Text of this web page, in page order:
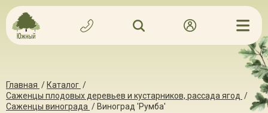
Главная / Каталог /
Саженцы плодовых деревьев и кустарников, рассада ягод /
Саженцы винограда / Виноград 'Румба'